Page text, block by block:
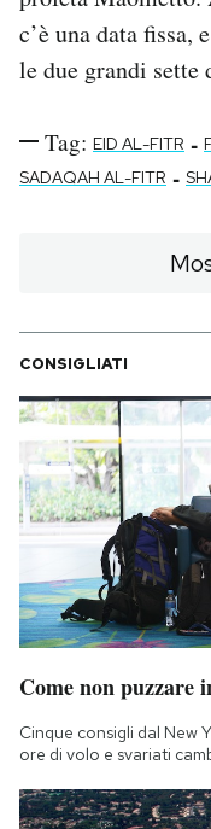
c’è una data fissa,
le due grandi
Tag: EID AL-FITR -
SADAQAH AL-FITR -
CONSIGLIATI
Come non puzzare
Cinque consigli dal New
ore di volo e svariati